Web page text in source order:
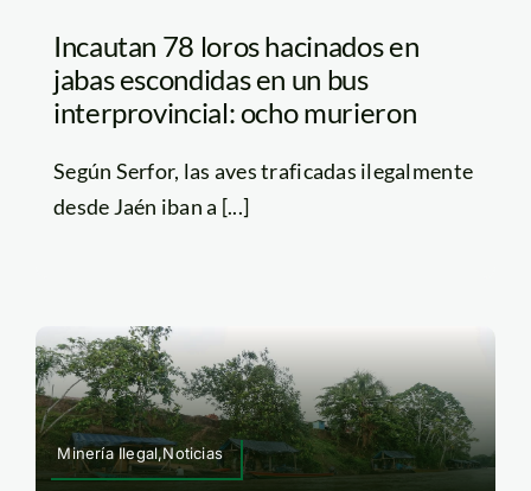
Incautan 78 loros hacinados en
jabas escondidas en un bus
interprovincial: ocho murieron
Según Serfor, las aves traficadas ilegalmente
desde Jaén iban a [...]
Minería Ilegal,Noticias